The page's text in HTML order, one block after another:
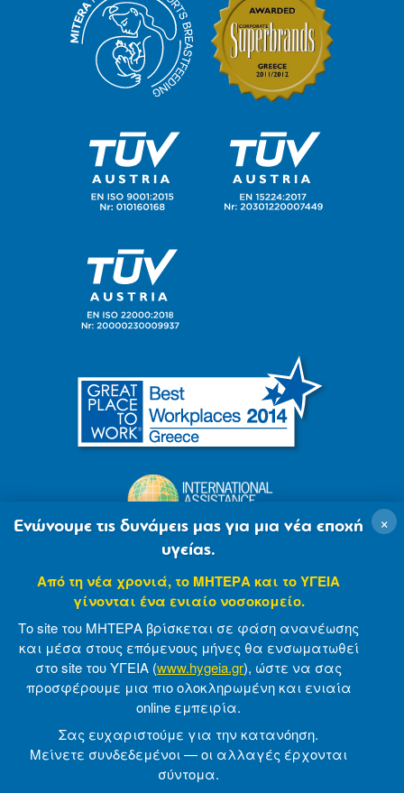
© 2007-2021 MITERA S.A Privacy Policy
Terms of Use Made by minoanDesign
×
Ενώνουμε τις δυνάμεις μας για μια νέα εποχή
υγείας.
Από τη νέα χρονιά, το ΜΗΤΕΡΑ και το ΥΓΕΙΑ
γίνονται ένα ενιαίο νοσοκομείο.
Το site του ΜΗΤΕΡΑ βρίσκεται σε φάση ανανέωσης
και μέσα στους επόμενους μήνες θα ενσωματωθεί
στο site του ΥΓΕΙΑ (www.hygeia.gr), ώστε να σας
προσφέρουμε μια πιο ολοκληρωμένη και ενιαία
online εμπειρία.
Σας ευχαριστούμε για την κατανόηση.
Μείνετε συνδεδεμένοι — οι αλλαγές έρχονται
σύντομα.